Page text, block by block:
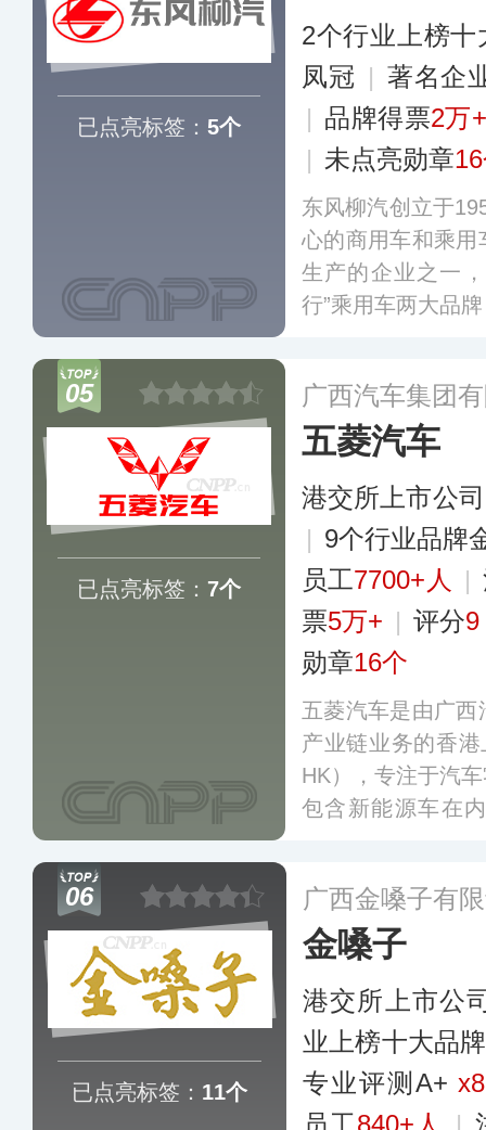
已点亮标签： 5个
2个行业上榜十
凤冠 | 著名企
| 品牌得票2万+
| 未点亮勋章
东风柳汽创立于
心的商用车和乘
生产的企业之一
行”乘用车两大品
05
已点亮标签： 7个
广西汽车集团
五菱汽车
港交所上市公司
| 9个行业品牌
员工7700+人 |
票5万+ | 评分9
勋章16个
五菱汽车是由广
产业链业务的香
HK），专注于汽
包含新能源车在
货车系列、非道
06
已点亮标签： 11个
广西金嗓子有
金嗓子
港交所上市公
业上榜十大品牌
专业评测A+
员工840+人 |